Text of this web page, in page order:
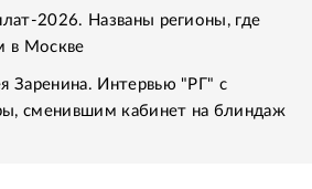
2026. Названы регионы, где
в Москве
Заренина. Интервью "РГ" с
сменившим кабинет на блиндаж